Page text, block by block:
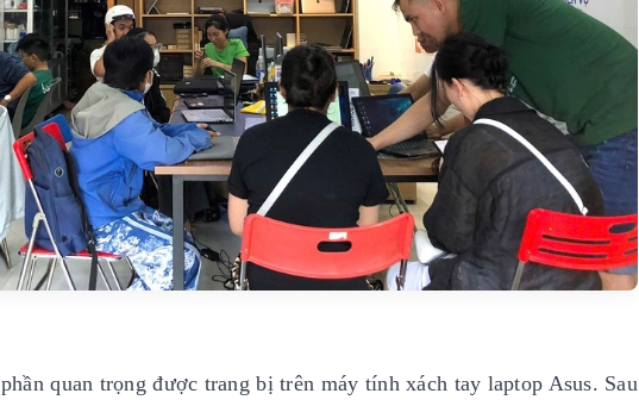
quan trọng được trang bị trên máy tính xách tay laptop Asus. Sau